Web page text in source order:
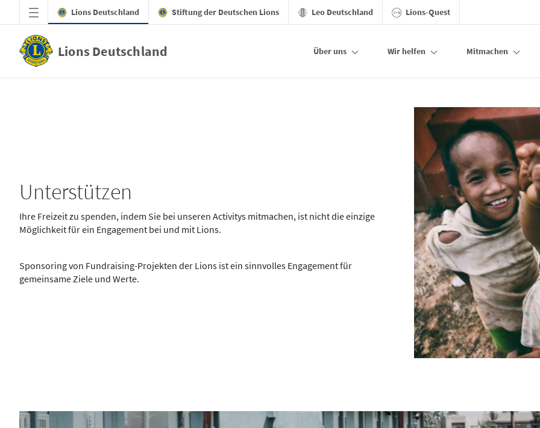
Zum Hauptinhalt springen
Lions Deutschland Stiftung der Deutschen Lions Leo Deutschland Lions-Quest
Lions Deutschland Über uns Wir helfen Mitmachen
Unterstützen
Ihre Freizeit zu spenden, indem Sie bei unseren Activitys mitmachen, ist nicht die einzige
Möglichkeit für ein Engagement bei und mit Lions.
Sponsoring von Fundraising-Projekten der Lions ist ein sinnvolles Engagement für
gemeinsame Ziele und Werte.